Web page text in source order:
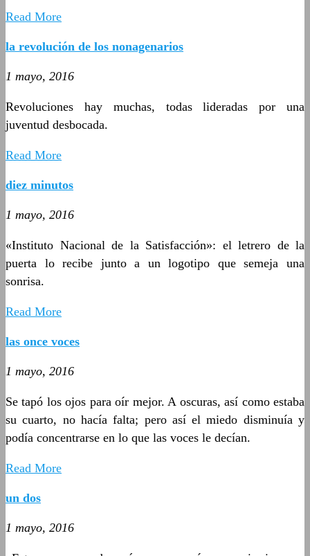
Read More
la revolución de los nonagenarios
1 mayo, 2016
Revoluciones hay muchas, todas lideradas por una
juventud desbocada.
Read More
diez minutos
1 mayo, 2016
«Instituto Nacional de la Satisfacción»: el letrero de la
puerta lo recibe junto a un logotipo que semeja una
sonrisa.
Read More
las once voces
1 mayo, 2016
Se tapó los ojos para oír mejor. A oscuras, así como estaba
su cuarto, no hacía falta; pero así el miedo disminuía y
podía concentrarse en lo que las voces le decían.
Read More
un dos
1 mayo, 2016